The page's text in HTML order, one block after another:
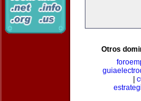
Otros